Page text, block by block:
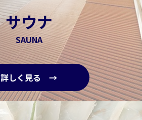
サウナ
SAUNA
詳しく見る →